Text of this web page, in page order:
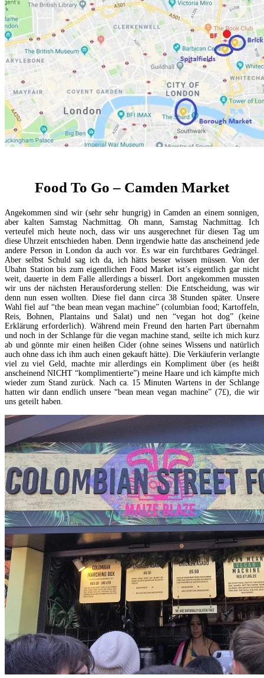
Food To Go – Camden Market
Angekommen sind wir (sehr sehr hungrig) in Camden an einem sonnigen,
aber kalten Samstag Nachmittag. Oh mann, Samstag Nachmittag. Ich
verteufel mich heute noch, dass wir uns ausgerechnet für diesen Tag um
diese Uhrzeit entschieden haben. Denn irgendwie hatte das anscheinend jede
andere Person in London da auch vor. Es war ein furchtbares Gedrängel.
Aber selbst Schuld sag ich da, ich hätts besser wissen müssen. Von der
Ubahn Station bis zum eigentlichen Food Market ist’s eigentlich gar nicht
weit, dauerte in dem Falle allerdings a bisserl. Dort angekommen mussten
wir uns der nächsten Herausforderung stellen: Die Entscheidung, was wir
denn nun essen wollten. Diese fiel dann circa 38 Stunden später. Unsere
Wahl fiel auf “the bean mean vegan machine” (columbian food; Kartoffeln,
Reis, Bohnen, Plantains und Salat) und nen “vegan hot dog” (keine
Erklärung erforderlich). Während mein Freund den harten Part übernahm
und noch in der Schlange für die vegan machine stand, seilte ich mich kurz
ab und gönnte mir einen heißen Cider (ohne seines Wissens und natürlich
auch ohne dass ich ihm auch einen gekauft hätte). Die Verkäuferin verlangte
viel zu viel Geld, machte mir allerdings ein Kompliment über (es heißt
anscheinend NICHT “komplimentierte”) meine Haare und ich kämpfte mich
wieder zum Stand zurück. Nach ca. 15 Minuten Wartens in der Schlange
hatten wir dann endlich unsere “bean mean vegan machine” (7£), die wir
uns geteilt haben.